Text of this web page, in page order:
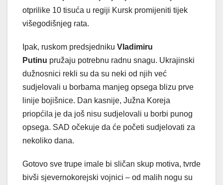
otprilike 10 tisuća u regiji Kursk promijeniti tijek
višegodišnjeg rata.
Ipak, ruskom predsjedniku Vladimiru
Putinu pružaju potrebnu radnu snagu. Ukrajinski
dužnosnici rekli su da su neki od njih već
sudjelovali u borbama manjeg opsega blizu prve
linije bojišnice. Dan kasnije, Južna Koreja
priopćila je da još nisu sudjelovali u borbi punog
opsega. SAD očekuje da će početi sudjelovati za
nekoliko dana.
Gotovo sve trupe imale bi sličan skup motiva, tvrde
bivši sjevernokorejski vojnici – od malih nogu su